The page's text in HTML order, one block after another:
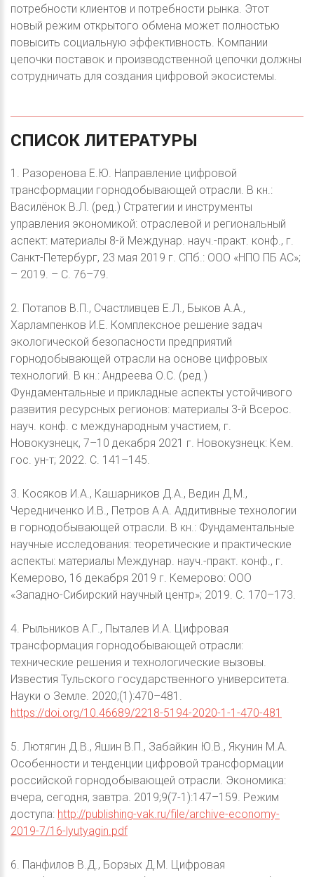
потребности клиентов и потребности рынка. Этот
новый режим открытого обмена может полностью
повысить социальную эффективность. Компании
цепочки поставок и производственной цепочки должны
сотрудничать для создания цифровой экосистемы.
СПИСОК ЛИТЕРАТУРЫ
1. Разоренова Е.Ю. Направление цифровой
трансформации горнодобывающей отрасли. В кн.:
Василёнок В.Л. (ред.) Стратегии и инструменты
управления экономикой: отраслевой и региональный
аспект: материалы 8-й Междунар. науч.-практ. конф., г.
Санкт-Петербург, 23 мая 2019 г. СПб.: ООО «НПО ПБ АС»;
– 2019. – С. 76–79.
2. Потапов В.П., Счастливцев Е.Л., Быков А.А.,
Харлампенков И.Е. Комплексное решение задач
экологической безопасности предприятий
горнодобывающей отрасли на основе цифровых
технологий. В кн.: Андреева О.С. (ред.)
Фундаментальные и прикладные аспекты устойчивого
развития ресурсных регионов: материалы 3-й Всерос.
науч. конф. с международным участием, г.
Новокузнецк, 7–10 декабря 2021 г. Новокузнецк: Кем.
гос. ун-т; 2022. С. 141–145.
3. Косяков И.А., Кашарников Д.А., Ведин Д.М.,
Чередниченко И.В., Петров А.А. Аддитивные технологии
в горнодобывающей отрасли. В кн.: Фундаментальные
научные исследования: теоретические и практические
аспекты: материалы Междунар. науч.-практ. конф., г.
Кемерово, 16 декабря 2019 г. Кемерово: ООО
«Западно-Сибирский научный центр»; 2019. С. 170–173.
4. Рыльников А.Г., Пыталев И.А. Цифровая
трансформация горнодобывающей отрасли:
технические решения и технологические вызовы.
Известия Тульского государственного университета.
Науки о Земле. 2020;(1):470–481.
https://doi.org/10.46689/2218-5194-2020-1-1-470-481
5. Лютягин Д.В., Яшин В.П., Забайкин Ю.В., Якунин М.А.
Особенности и тенденции цифровой трансформации
российской горнодобывающей отрасли. Экономика:
вчера, сегодня, завтра. 2019;9(7-1):147–159. Режим
доступа: http://publishing-vak.ru/file/archive-economy-
2019-7/16-lyutyagin.pdf
6. Панфилов В.Д., Борзых Д.М. Цифровая